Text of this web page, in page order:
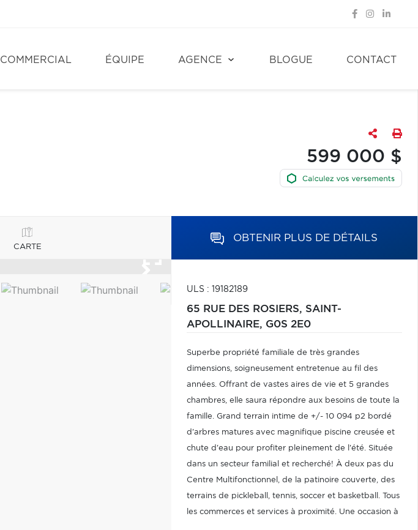
COMMERCIAL ÉQUIPE AGENCE BLOGUE CONTACT
599 000 $
CARTE
OBTENIR PLUS DE DÉTAILS
ULS : 19182189
65 RUE DES ROSIERS, SAINT-
APOLLINAIRE, G0S 2E0
Superbe propriété familiale de très grandes
dimensions, soigneusement entretenue au fil des
années. Offrant de vastes aires de vie et 5 grandes
chambres, elle saura répondre aux besoins de toute la
famille. Grand terrain intime de +/- 10 094 p2 bordé
d'arbres matures avec magnifique piscine creusée et
chute d'eau pour profiter pleinement de l'été. Située
dans un secteur familial et recherché! À deux pas du
Centre Multifonctionnel, de la patinoire couverte, des
terrains de pickleball, tennis, soccer et basketball. Tous
les commerces et services à proximité. Une occasion à